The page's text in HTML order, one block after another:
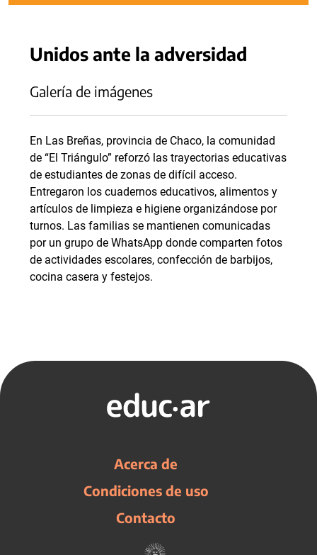
Unidos ante la adversidad
Galería de imágenes
En Las Breñas, provincia de Chaco, la comunidad
de “El Triángulo” reforzó las trayectorias educativas
de estudiantes de zonas de difícil acceso.
Entregaron los cuadernos educativos, alimentos y
artículos de limpieza e higiene organizándose por
turnos. Las familias se mantienen comunicadas
por un grupo de WhatsApp donde comparten fotos
de actividades escolares, confección de barbijos,
cocina casera y festejos.
Acerca de
Condiciones de uso
Contacto